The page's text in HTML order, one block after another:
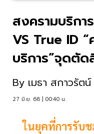
สงครามบริกา
VS True ID
บริการ”จุดตั
By เมธา สกาวรัตน์
27 มิ.ย. 68 | 00:40 น.
ในยุคที่การรับ